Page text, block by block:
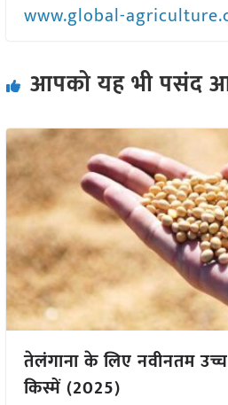
www.global-
आपको यह भी पसंद
तेलंगाना के लिए नवीनतम
किस्में (2025)